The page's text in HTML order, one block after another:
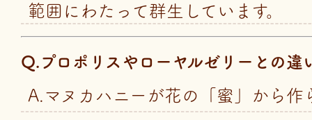
範囲にわたって群生しています。
Q.プロポリスやローヤルゼリーとの違
A.マヌカハニーが花の「蜜」から作